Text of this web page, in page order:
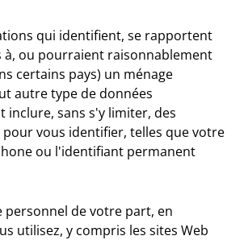
qui identifient, se rapportent
à, ou pourraient raisonnablement
certains pays) un ménage
autre type de données
inclure, sans s'y limiter, des
vous identifier, telles que votre
ou l'identifiant permanent
de votre part, en
utilisez, y compris les sites Web